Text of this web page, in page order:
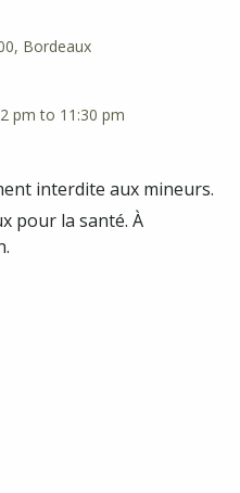
Bordeaux
pm to 11:30 pm
interdite aux mineurs.
pour la santé. À